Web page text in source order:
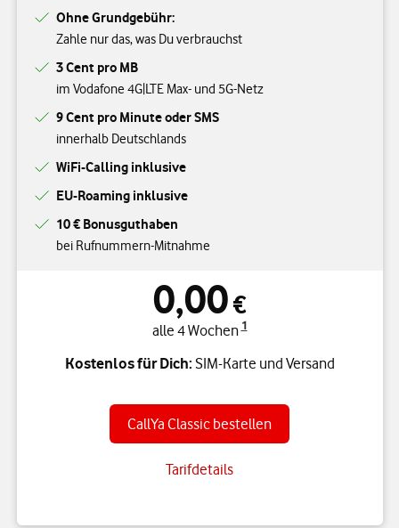
Ohne Grundgebühr:
Zahle nur das, was Du verbrauchst
3 Cent pro MB
im Vodafone 4G|LTE Max- und 5G-Netz
9 Cent pro Minute oder SMS
innerhalb Deutschlands
WiFi-Calling inklusive
EU-Roaming inklusive
10 € Bonusguthaben
bei Rufnummern-Mitnahme
0,00€
alle 4 Wochen1
Kostenlos für Dich: SIM-Karte und Versand
CallYa Classic bestellen
Tarifdetails